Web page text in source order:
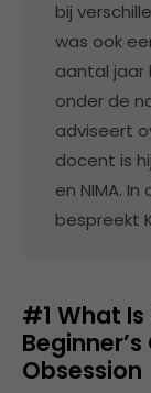
bij
was ook
aantal jaar
onder de
adviseert
docent is
en NIMA.
bespreekt
#1 What
Obsession